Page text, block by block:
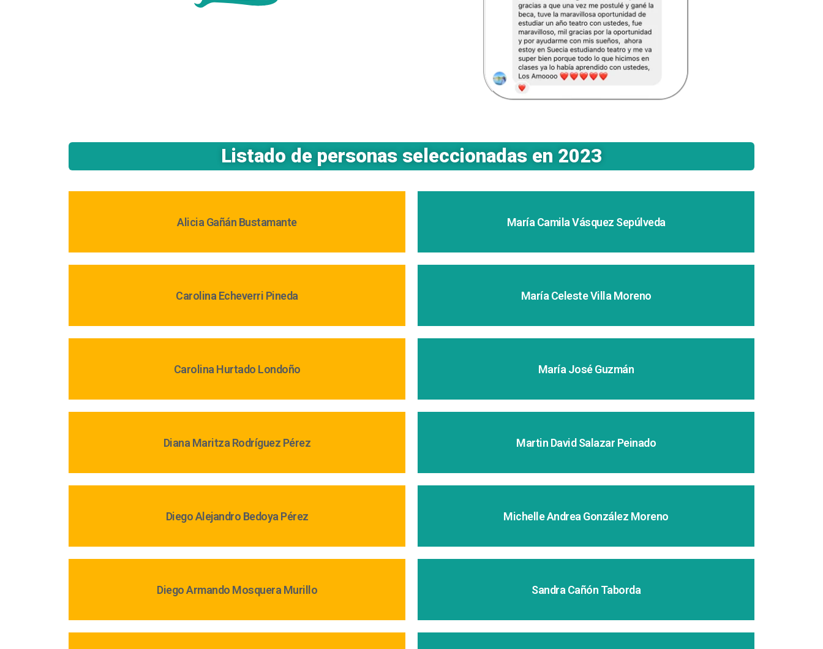
Listado de personas seleccionadas en 2023
Alicia Gañán Bustamante
Carolina Echeverri Pineda
Carolina Hurtado Londoño
Diana Maritza Rodríguez Pérez
Diego Alejandro Bedoya Pérez
Diego Armando Mosquera Murillo
María Camila Vásquez Sepúlveda
María Celeste Villa Moreno
María José Guzmán
Martin David Salazar Peinado
Michelle Andrea González Moreno
Sandra Cañón Taborda